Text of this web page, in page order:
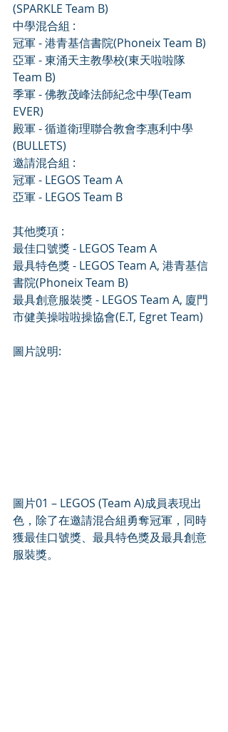
(SPARKLE Team B)
中學混合組 :
冠軍 - 港青基信書院(Phoneix Team B)
亞軍 - 東涌天主教學校(東天啦啦隊
Team B)
季軍 - 佛教茂峰法師紀念中學(Team
EVER)
殿軍 - 循道衛理聯合教會李惠利中學
(BULLETS)
邀請混合組 :
冠軍 - LEGOS Team A
亞軍 - LEGOS Team B
其他獎項 :
最佳口號獎 - LEGOS Team A
最具特色獎 - LEGOS Team A, 港青基信
書院(Phoneix Team B)
最具創意服裝獎 - LEGOS Team A, 廈門
市健美操啦啦操協會(E.T, Egret Team)
圖片說明:
圖片01 – LEGOS (Team A)成員表現出
色，除了在邀請混合組勇奪冠軍，同時
獲最佳口號獎、最具特色獎及最具創意
服裝獎。